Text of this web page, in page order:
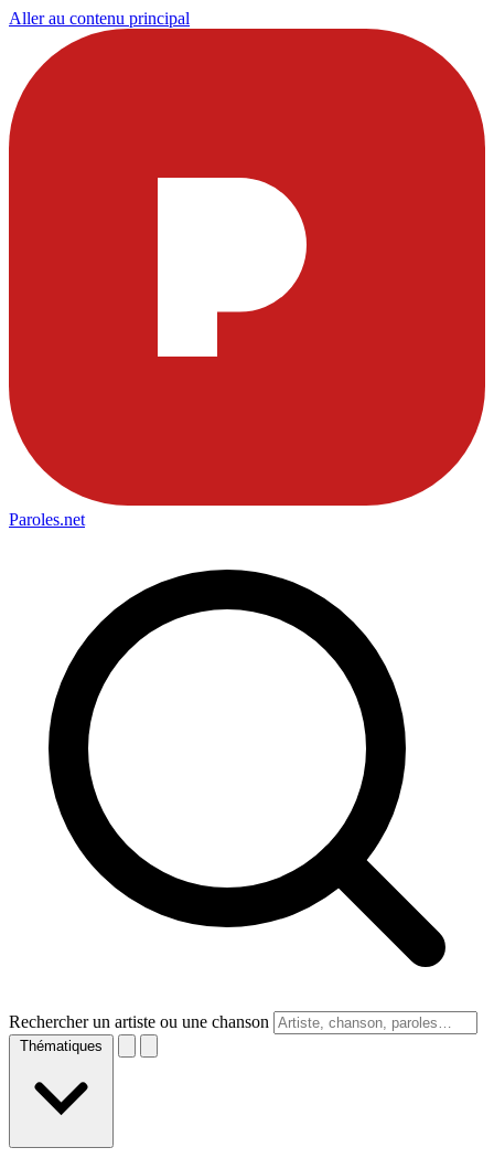
Aller au contenu principal
Paroles.net
Rechercher un artiste ou une chanson
Thématiques